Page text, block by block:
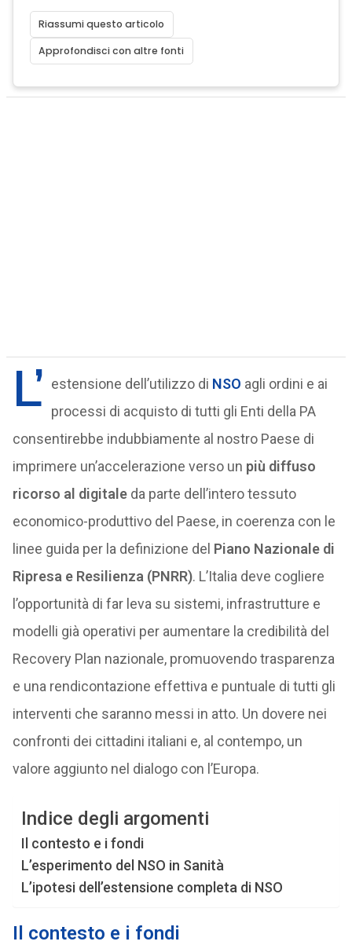
Riassumi questo articolo
Approfondisci con altre fonti
L’ estensione dell’utilizzo di NSO agli ordini e ai
processi di acquisto di tutti gli Enti della PA
consentirebbe indubbiamente al nostro Paese di
imprimere un’accelerazione verso un più diffuso
ricorso al digitaleda parte dell’intero tessuto
economico-produttivo del Paese, in coerenza con le
linee guida per la definizione del Piano Nazionale di
Ripresa e Resilienza (PNRR). L’Italia deve cogliere
l’opportunità di far leva su sistemi, infrastrutture e
modelli già operativi per aumentare la credibilità del
Recovery Plan nazionale, promuovendo trasparenza
e una rendicontazione effettiva e puntuale di tutti gli
interventi che saranno messi in atto. Un dovere nei
confronti dei cittadini italiani e, al contempo, un
valore aggiunto nel dialogo con l’Europa.
Indice degli argomenti
Il contesto e i fondi
L’esperimento del NSO in Sanità
L’ipotesi dell’estensione completa di NSO
Il contesto e i fondi